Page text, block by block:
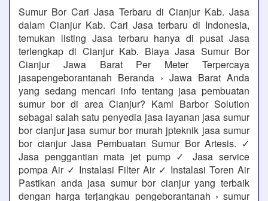
Sumur Bor Cari Jasa Terbaru di Cianjur Kab. Jasa
dalam Cianjur Kab. Cari Jasa terbaru di Indonesia,
temukan listing Jasa terbaru hanya di pusat Jasa
terlengkap di Cianjur Kab. Biaya Jasa Sumur Bor
Cianjur Jawa Barat Per Meter Terpercaya
jasapengeborantanah Beranda › Jawa Barat Anda
yang sedang mencari info tentang jasa pembuatan
sumur bor di area Cianjur? Kami Barbor Solution
sebagai salah satu penyedia jasa layanan jasa sumur
bor cianjur jasa sumur bor murah jpteknik jasa sumur
bor cianjur Jasa Pembuatan Sumur Bor Artesis. ✓
Jasa penggantian mata jet pump ✓ Jasa service
pompa Air ✓ Instalasi Filter Air ✓ Instalasi Toren Air
Pastikan anda jasa sumur bor cianjur yang terbaik
dengan harga terjangkau pengeborantanah › sumur